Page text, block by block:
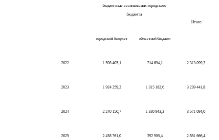
бюджетные ассигнования городского
бюджета
Итого
городской бюджет областной бюджет
2022 1 598 405,1 714 694,1 2 313 099,2
2023 1 924 259,2 1 315 182,6 3 239 441,8
2024 2 240 150,7 1 330 943,3 3 571 094,0
2025 2 458 761,0 392 905,4 2 851 666,4